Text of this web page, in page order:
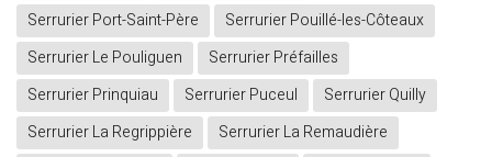
Serrurier Port-Saint-Père
Serrurier Pouillé-les-Côteaux
Serrurier Le Pouliguen
Serrurier Préfailles
Serrurier Prinquiau
Serrurier Puceul
Serrurier Quilly
Serrurier La Regrippière
Serrurier La Remaudière